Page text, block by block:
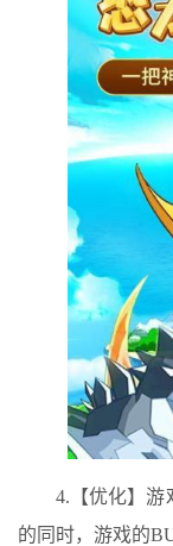
4.【优化】游
的同时，游戏的